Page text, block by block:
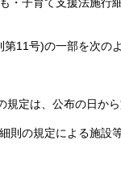
第11号)の一部を次の
規定は、公布の日から
則の規定による施